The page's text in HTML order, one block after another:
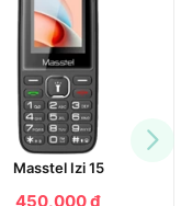
Masstel Izi 15
450,000 ₫